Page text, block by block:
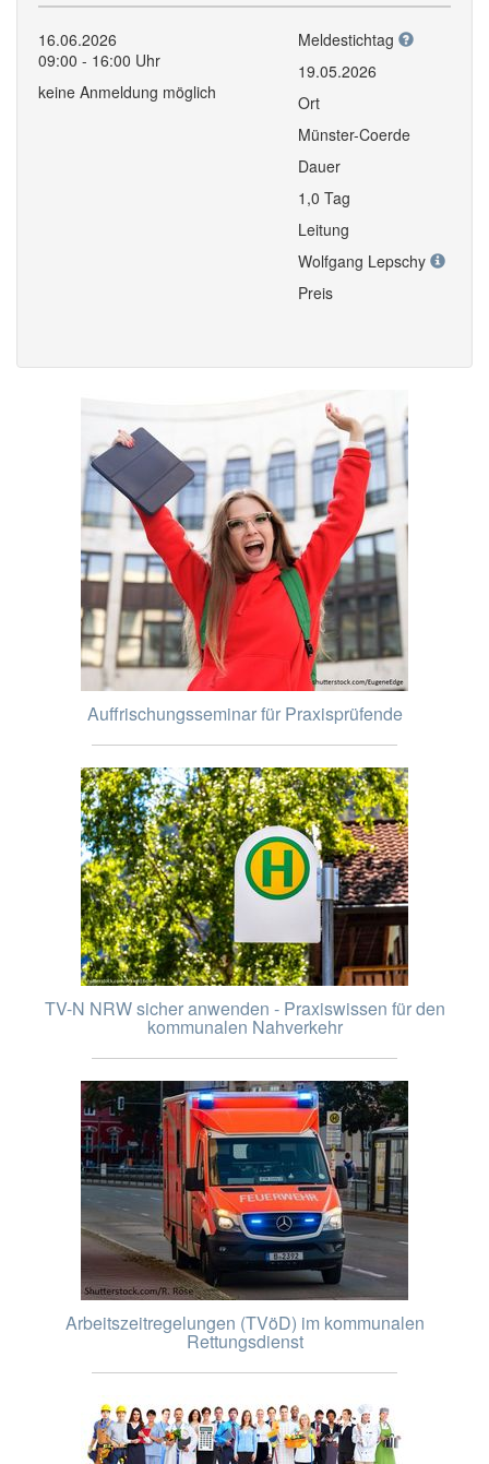
16.06.2026
09:00 - 16:00 Uhr
keine Anmeldung möglich
Meldestichtag
19.05.2026
Ort
Münster-Coerde
Dauer
1,0 Tag
Leitung
Wolfgang Lepschy
Preis
Auffrischungsseminar für Praxisprüfende
TV-N NRW sicher anwenden - Praxiswissen für den
kommunalen Nahverkehr
Arbeitszeitregelungen (TVöD) im kommunalen
Rettungsdienst